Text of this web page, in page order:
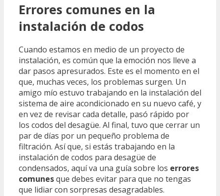
Errores comunes en la
instalación de codos
Cuando estamos en medio de un proyecto de
instalación, es común que la emoción nos lleve a
dar pasos apresurados. Este es el momento en el
que, muchas veces, los problemas surgen. Un
amigo mío estuvo trabajando en la instalación del
sistema de aire acondicionado en su nuevo café, y
en vez de revisar cada detalle, pasó rápido por
los codos del desagüe. Al final, tuvo que cerrar un
par de días por un pequeño problema de
filtración. Así que, si estás trabajando en la
instalación de codos para desagüe de
condensados, aquí va una guía sobre los errores
comunesque debes evitar para que no tengas
que lidiar con sorpresas desagradables.